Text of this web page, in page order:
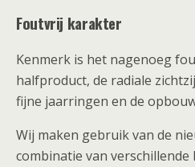
Foutvrij karakter
Kenmerk is het nagenoeg
halfproduct, de radiale
fijne jaarringen en de
Wij maken gebruik van de
combinatie van